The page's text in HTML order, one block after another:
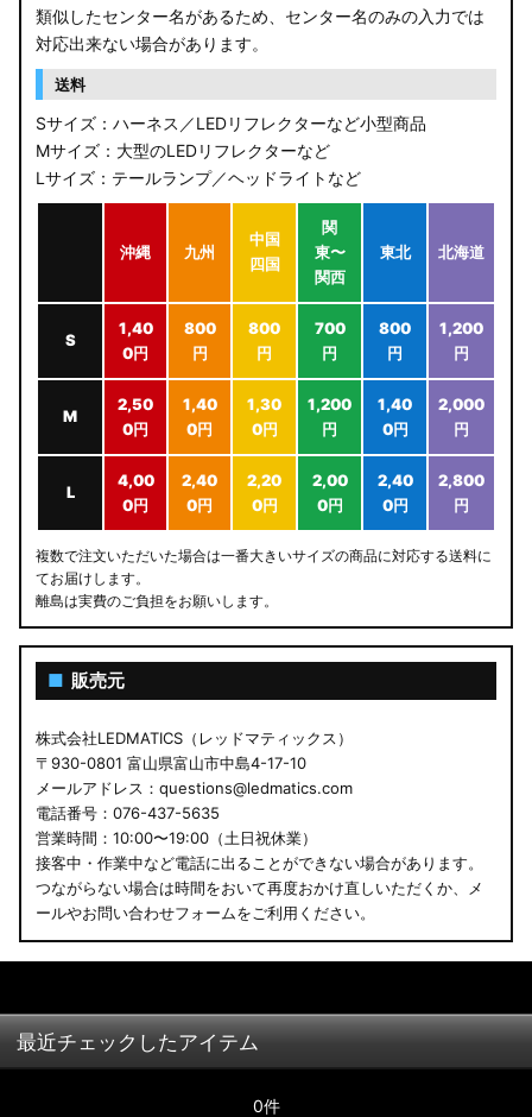
JB64W/JB74W/JC74W ジムニー/シエラ/ノマド
類似したセンター名があるため、センター名のみの入力では
対応出来ない場合があります。
送料
Sサイズ：ハーネス／LEDリフレクターなど小型商品
Mサイズ：大型のLEDリフレクターなど
Lサイズ：テールランプ／ヘッドライトなど
沖縄 九州
中国
四国
関
東〜
関西
東北 北海道
S
1,40
0円
800
円
800
円
700
円
800
円
1,200
円
M
2,50
0円
1,40
0円
1,30
0円
1,200
円
1,40
0円
2,000
円
L
4,00
0円
2,40
0円
2,20
0円
2,00
0円
2,40
0円
2,800
円
複数で注文いただいた場合は一番大きいサイズの商品に対応する送料に
てお届けします。
離島は実費のご負担をお願いします。
■ 販売元
株式会社LEDMATICS（レッドマティックス）
〒930-0801 富山県富山市中島4-17-10
メールアドレス：questions@ledmatics.com
電話番号：076-437-5635
営業時間：10:00〜19:00（土日祝休業）
接客中・作業中など電話に出ることができない場合があります。
つながらない場合は時間をおいて再度おかけ直しいただくか、メ
ールやお問い合わせフォームをご利用ください。
最近チェックしたアイテム
0件